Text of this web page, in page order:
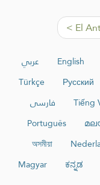
< El
عربي English
Türkçe
Русский
فارسی
Tiếng
Português
অসমীয়া
Magyar
ಕನ್ನಡ